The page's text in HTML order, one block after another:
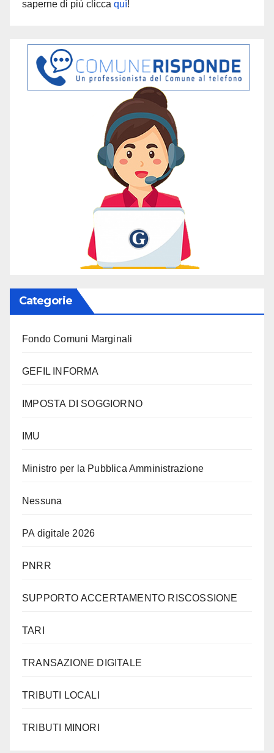
saperne di più clicca quì!
Categorie
Fondo Comuni Marginali
GEFIL INFORMA
IMPOSTA DI SOGGIORNO
IMU
Ministro per la Pubblica Amministrazione
Nessuna
PA digitale 2026
PNRR
SUPPORTO ACCERTAMENTO RISCOSSIONE
TARI
TRANSAZIONE DIGITALE
TRIBUTI LOCALI
TRIBUTI MINORI